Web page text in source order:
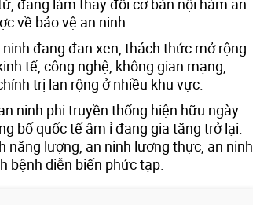
về bảo vệ an ninh.
đang đan xen, thách thức mở rộng
tế, công nghệ, không gian mạng,
trị lan rộng ở nhiều khu vực.
ninh phi truyền thống hiện hữu ngày
bố quốc tế âm ỉ đang gia tăng trở lại.
năng lượng, an ninh lương thực, an ninh
bệnh diễn biến phức tạp.